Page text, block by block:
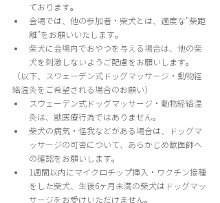
ております。
会場では、他の参加者・柴犬とは、適度な”柴距
離”をお願いいたします。
柴犬に会場内でおやつを与える場合は、他の柴
犬を刺激しないようご配慮をお願いします。
（以下、スウェーデン式ドッグマッサージ・動物経
絡温灸をご希望される場合のお願い）
スウェーデン式ドッグマッサージ・動物経絡温
灸は、獣医療行為ではありません。
柴犬の病気・怪我などがある場合は、ドッグマ
ッサージの可否について、あらかじめ獣医師へ
の確認をお願いします。
1週間以内にマイクロチップ挿入・ワクチン接種
をした柴犬、生後6ヶ月未満の柴犬はドッグマッ
サージをお受けいただけません。